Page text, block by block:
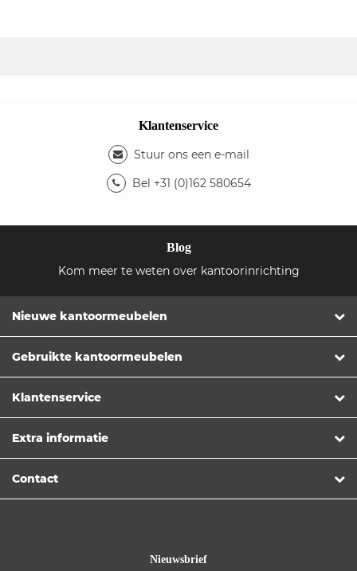
Klantenservice
Stuur ons een e-mail
Bel +31 (0)162 580654
Blog
Kom meer te weten over kantoorinrichting
Nieuwe kantoormeubelen
Gebruikte kantoormeubelen
Klantenservice
Extra informatie
Contact
Nieuwsbrief